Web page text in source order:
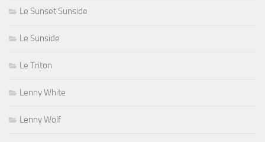
Le Sunset Sunside
Le Sunside
Le Triton
Lenny White
Lenny Wolf